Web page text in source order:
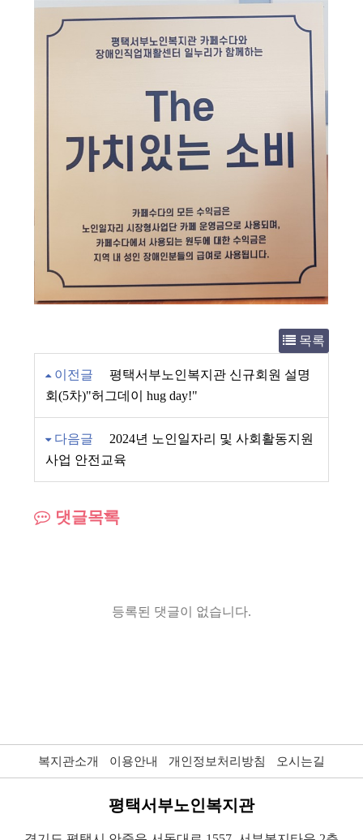
목록
이전글
평택서부노인복지관 신규회원 설명
회(5차)"허그데이 hug day!"
다음글
2024년 노인일자리 및 사회활동지원
사업 안전교육
댓글목록
등록된 댓글이 없습니다.
복지관소개 이용안내 개인정보처리방침 오시는길
평택서부노인복지관